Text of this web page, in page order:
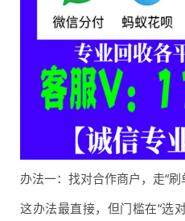
办法一：找对合作商户，走“刷
这办法最直接，但门槛在“选